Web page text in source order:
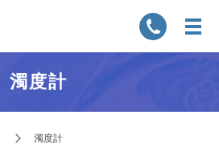
濁度計
濁度計